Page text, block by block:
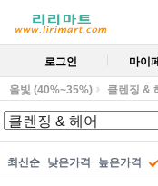
로그인 마이
올빛 (40%~35%) 클렌징 &
최신순 낮은가격 높은가격